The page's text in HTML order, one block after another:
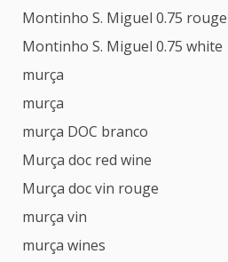
Montinho S. Miguel 0.75 rouge
Montinho S. Miguel 0.75 white
murça
murça
murça DOC branco
Murça doc red wine
Murça doc vin rouge
murça vin
murça wines